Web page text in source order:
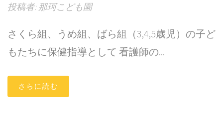
投稿者: 那珂こども園
さくら組、うめ組、ばら組（3,4,5歳児）の子ど
もたちに保健指導として 看護師の...
さらに読む